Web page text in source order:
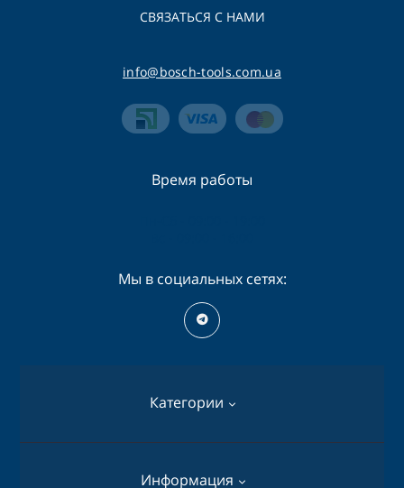
СВЯЗАТЬСЯ С НАМИ
info@bosch-tools.com.ua
Категории
Перфораторы
Информация
Время работы
Мы в социальных сетях: